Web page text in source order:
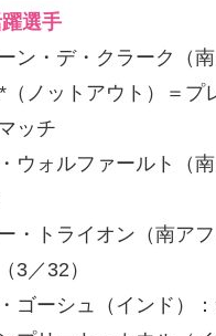
選手
ン・デ・クラーク（
（ノットアウト）＝プ
ッチ
ウォルファールト（
・トライオン（南ア
3／32）
ゴーシュ（インド）